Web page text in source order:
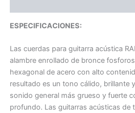
ESPECIFICACIONES:
Las cuerdas para guitarra acústica
alambre enrollado de bronce
hexagonal de acero con alto
resultado es un tono cálido, brillante
sonido general más grueso y fuerte
profundo. Las guitarras acústicas de